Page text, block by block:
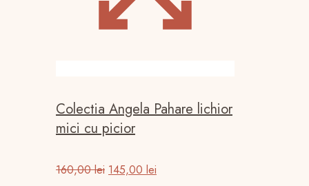
Colectia Angela Pahare lichior
mici cu picior
160,00lei Prețul
145,00 lei